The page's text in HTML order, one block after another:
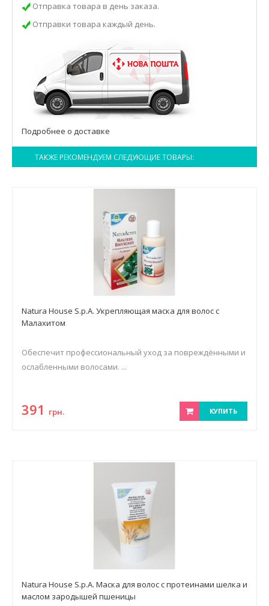
Отправка товара в день заказа.
Отправки товара каждый день.
Подробнее о доставке
ТАКЖЕ РЕКОМЕНДУЕМ СЛЕДУЮЩИЕ ТОВАРЫ:
Natura House S.p.A. Укрепляющая маска для волос c
Малахитом
Обеспечит профессиональный уход за повреждёнными и
ослабленными волосами. ...
391 грн. КУПИТЬ
Natura House S.p.A. Маска для волос с протеинами шелка и
маслом зародышей пшеницы